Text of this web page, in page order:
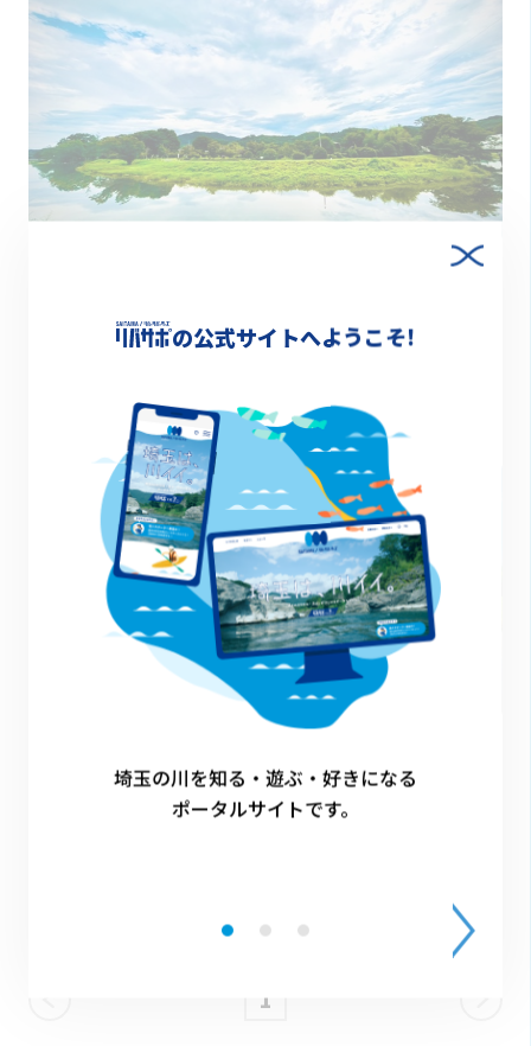
【川のある町と音楽】(前半)
1
の公式サイトへようこそ!
埼玉の川を知る・遊ぶ・好きになる
ポータルサイトです。